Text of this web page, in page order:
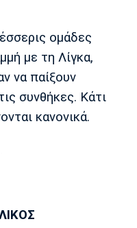
Γιουβέντους
Μαρσέιγ
ομάδες
με τη Λίγκα,
να παίξουν
συνθήκες. Κάτι
κανονικά.